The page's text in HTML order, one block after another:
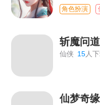
角色扮演
斩魔问
仙侠 15人
仙梦奇